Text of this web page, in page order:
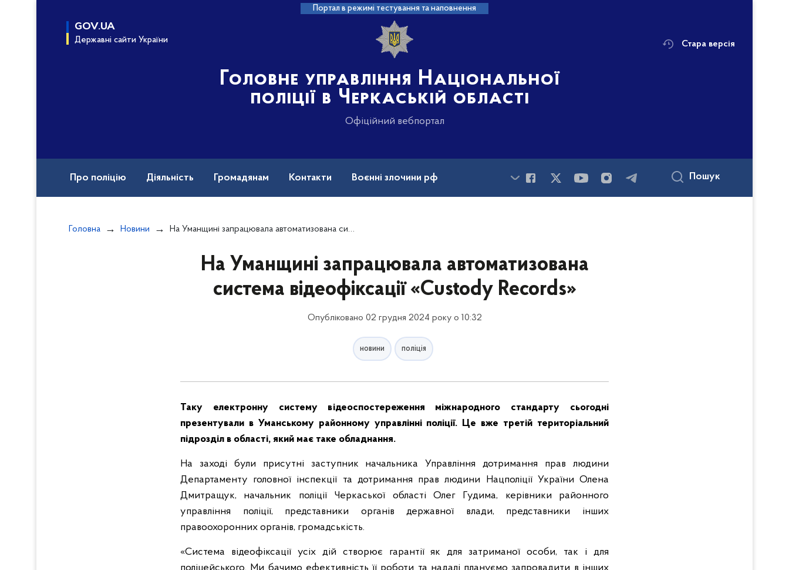
Портал в режимі тестування та наповнення
GOV.UA
Державні сайти України
Головне управління Національної
поліції в Черкаській області
Офіційний вебпортал
Стара версія
Про поліцію Діяльність Громадянам Контакти Воєнні злочини рф Пошук
Головна Новини На Уманщині запрацювала автоматизована система відеофіксації «Custody Records»
На Уманщині запрацювала автоматизована
система відеофіксації «Custody Records»
Опубліковано 02 грудня 2024 року о 10:32
новини поліція
Таку електронну систему відеоспостереження міжнародного стандарту сьогодні
презентували в Уманському районному управлінні поліції. Це вже третій територіальний
підрозділ в області, який має таке обладнання.
На заході були присутні заступник начальника Управління дотримання прав людини
Департаменту головної інспекції та дотримання прав людини Нацполіції України Олена
Дмитращук, начальник поліції Черкаської області Олег Гудима, керівники районного
управління поліції, представники органів державної влади, представники інших
правоохоронних органів, громадськість.
«Система відеофіксації усіх дій створює гарантії як для затриманої особи, так і для